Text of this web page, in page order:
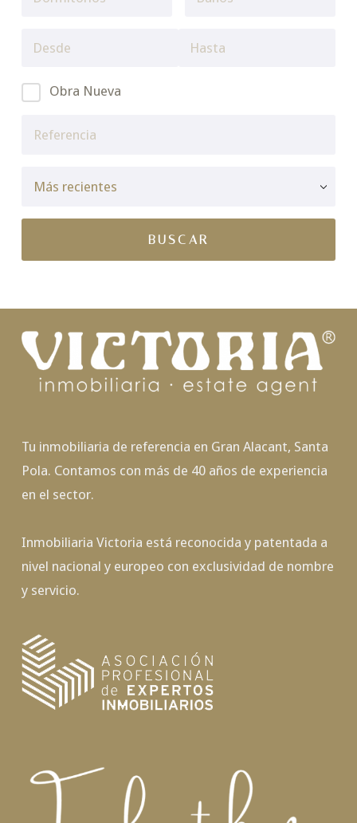
Obra Nueva
Tu inmobiliaria de referencia en Gran Alacant, Santa
Pola. Contamos con más de 40 años de experiencia
en el sector.
Inmobiliaria Victoria está reconocida y patentada a
nivel nacional y europeo con exclusividad de nombre
y servicio.